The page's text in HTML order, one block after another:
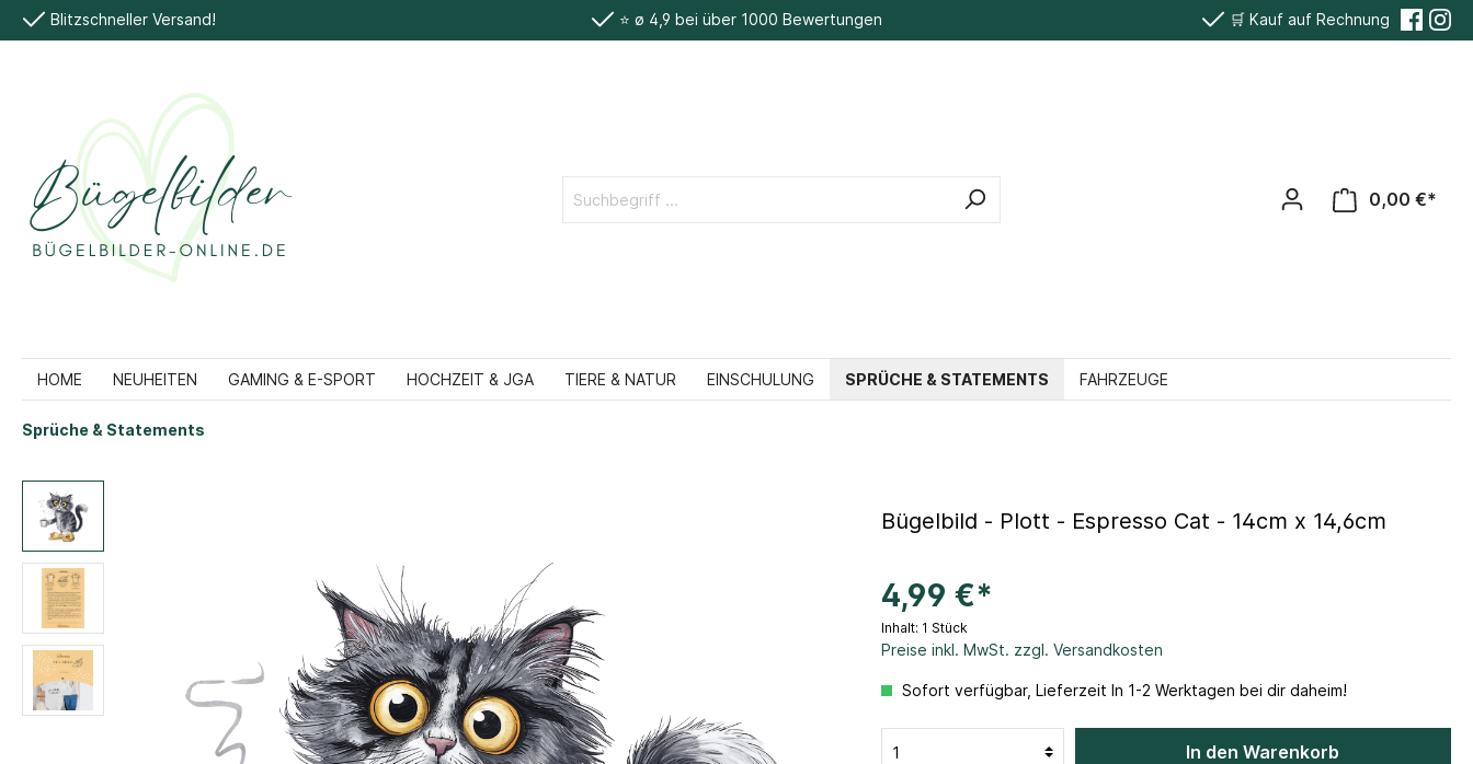
Blitzschneller Versand! ⭐️ ø 4,9 bei über 1000 Bewertungen 🛒 Kauf auf Rechnung
0,00 €*
HOME NEUHEITEN GAMING & E-SPORT HOCHZEIT & JGA TIERE & NATUR EINSCHULUNG SPRÜCHE & STATEMENTS FAHRZEUGE
Sprüche & Statements
Bügelbild - Plott - Espresso Cat - 14cm x 14,6cm
4,99 €*
Inhalt: 1 Stück
Preise inkl. MwSt. zzgl. Versandkosten
Sofort verfügbar, Lieferzeit In 1-2 Werktagen bei dir daheim!
In den Warenkorb